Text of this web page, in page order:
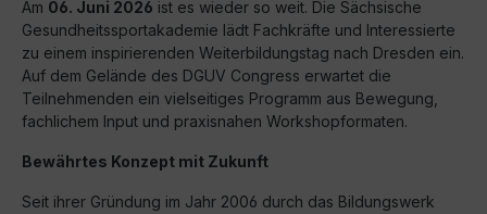
Am 06. Juni 2026 ist es wieder so weit. Die Sächsische
Gesundheitssportakademie lädt Fachkräfte und Interessierte
zu einem inspirierenden Weiterbildungstag nach Dresden ein.
Auf dem Gelände des DGUV Congress erwartet die
Teilnehmenden ein vielseitiges Programm aus Bewegung,
fachlichem Input und praxisnahen Workshopformaten.
Bewährtes Konzept mit Zukunft
Seit ihrer Gründung im Jahr 2006 durch das Bildungswerk